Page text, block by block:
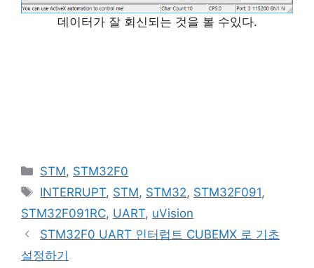
데이터가 잘 회신되는 것을 볼 수있다.
카
테
리
STM, STM32F0
태
그
INTERRUPT, STM, STM32, STM32F091,
STM32F091RC, UART, uVision
STM32F0 UART 인터럽트 CUBEMX 로 기초
설정하기